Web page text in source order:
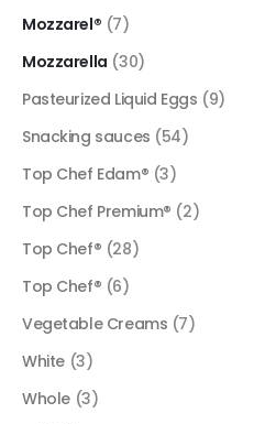
Mozzarel® (7)
Mozzarella (30)
Pasteurized Liquid Eggs (9)
Snacking sauces (54)
Top Chef Edam® (3)
Top Chef Premium® (2)
Top Chef® (28)
Top Chef® (6)
Vegetable Creams (7)
White (3)
Whole (3)